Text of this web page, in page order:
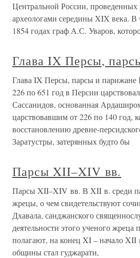
Центральной России,
археологами середины XIX века. В
1854 годах граф А.С. Уваров,
Глава IX Персы,
Глава IX Персы, парсы и парижане
226 по 651 год в Персии
Сассанидов, основанная
царствовавшим от 226 по 140 год,
восстановлению древне-
Заратустры, затерянных будто бы
Парсы XII–XIV вв.
Парсы XII–XIV вв. В XII в. среди
жрецы, о чем свидетельствуют
Дхавала, санджанского
деятельности этого ученого жреца
полагают, на конец XI – начало XII
общины стал гуджарати,